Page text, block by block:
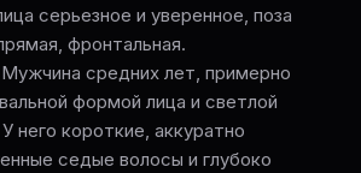
серьезное и уверенное, поза
фронтальная.
средних лет, примерно
формой лица и светлой
него короткие, аккуратно
седые волосы и глубоко